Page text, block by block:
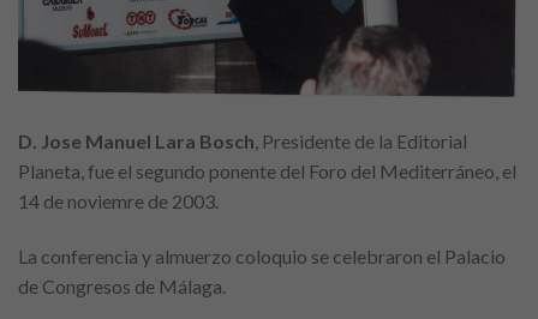
D. Jose Manuel Lara Bosch, Presidente de la Editorial
Planeta, fue el segundo ponente del Foro del Mediterráneo, el
14 de noviemre de 2003.
La conferencia y almuerzo coloquio se celebraron el Palacio
de Congresos de Málaga.